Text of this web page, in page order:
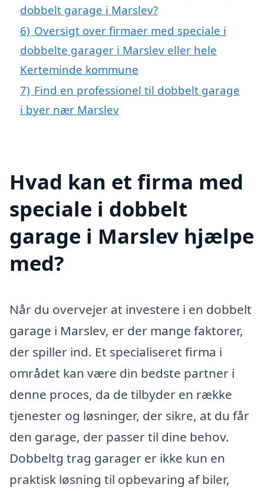
dobbelt garage i Marslev?
6) Oversigt over firmaer med speciale i
dobbelte garager i Marslev eller hele
Kerteminde kommune
7) Find en professionel til dobbelt garage
i byer nær Marslev
Hvad kan et firma med
speciale i dobbelt
garage i Marslev hjælpe
med?
Når du overvejer at investere i en dobbelt
garage i Marslev, er der mange faktorer,
der spiller ind. Et specialiseret firma i
området kan være din bedste partner i
denne proces, da de tilbyder en række
tjenester og løsninger, der sikre, at du får
den garage, der passer til dine behov.
Dobbeltg trag garager er ikke kun en
praktisk løsning til opbevaring af biler,